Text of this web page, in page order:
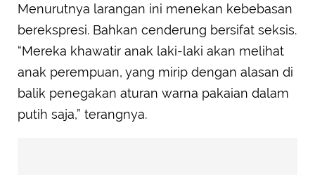
Menurutnya larangan ini menekan kebebasan
berekspresi. Bahkan cenderung bersifat seksis.
“Mereka khawatir anak laki-laki akan melihat
anak perempuan, yang mirip dengan alasan di
balik penegakan aturan warna pakaian dalam
putih saja,” terangnya.